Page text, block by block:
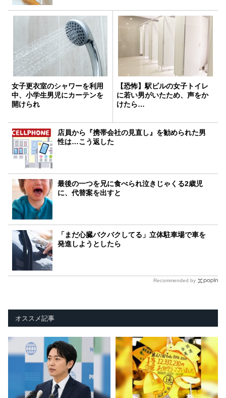
女子更衣室のシャワーを利用
中、小学生男児にカーテンを
開けられ
【恐怖】駅ビルの女子トイレ
に若い男がいたため、声をか
けたら…
店員から『携帯会社の見直し』を勧められた男
性は…こう返した
最後の一つを兄に食べられ泣きじゃくる2歳児
に、代替案を出すと
「まだ心臓バクバクしてる」立体駐車場で車を
発進しようとしたら
Recommended by
オススメ記事